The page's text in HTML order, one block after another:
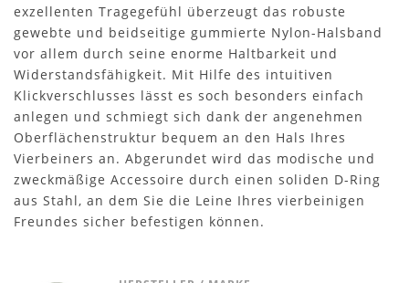
exzellenten Tragegefühl überzeugt das robuste
gewebte und beidseitige gummierte Nylon-Halsband
vor allem durch seine enorme Haltbarkeit und
Widerstandsfähigkeit. Mit Hilfe des intuitiven
Klickverschlusses lässt es soch besonders einfach
anlegen und schmiegt sich dank der angenehmen
Oberflächenstruktur bequem an den Hals Ihres
Vierbeiners an. Abgerundet wird das modische und
zweckmäßige Accessoire durch einen soliden D-Ring
aus Stahl, an dem Sie die Leine Ihres vierbeinigen
Freundes sicher befestigen können.